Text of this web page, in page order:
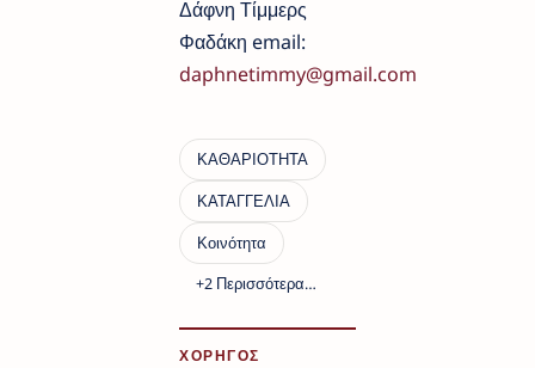
Δάφνη Τίμμερς
Φαδάκη email:
daphnetimmy@gmail.com
ΧΟΡΗΓΟΣ